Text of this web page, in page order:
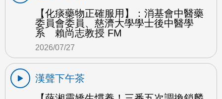
【化痰藥物正確服用】：消基會中醫藥
委員會委員、慈濟大學學士後中醫學
系 賴尚志教授 FM
2026/07/27
漢聲下午茶